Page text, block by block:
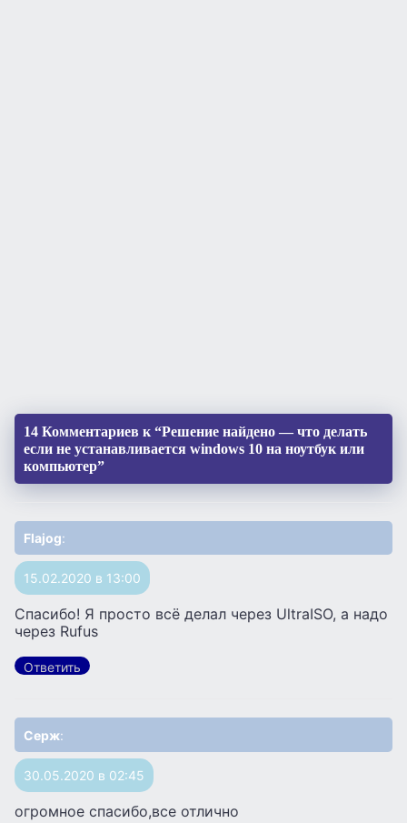
14 Комментариев к “Решение найдено — что делать
если не устанавливается windows 10 на ноутбук или
компьютер”
Flajog:
15.02.2020 в 13:00
Спасибо! Я просто всё делал через UltraISO, а надо
через Rufus
Ответить
Ceрж:
30.05.2020 в 02:45
огромное спасибо,все отлично